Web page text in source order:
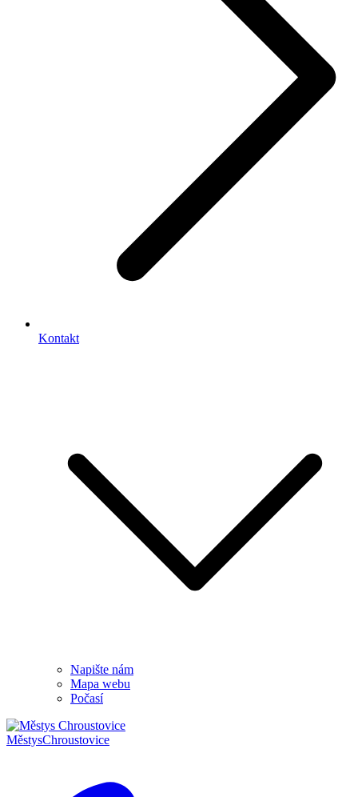
Kontakt
Napište nám
Mapa webu
Počasí
MěstysChroustovice